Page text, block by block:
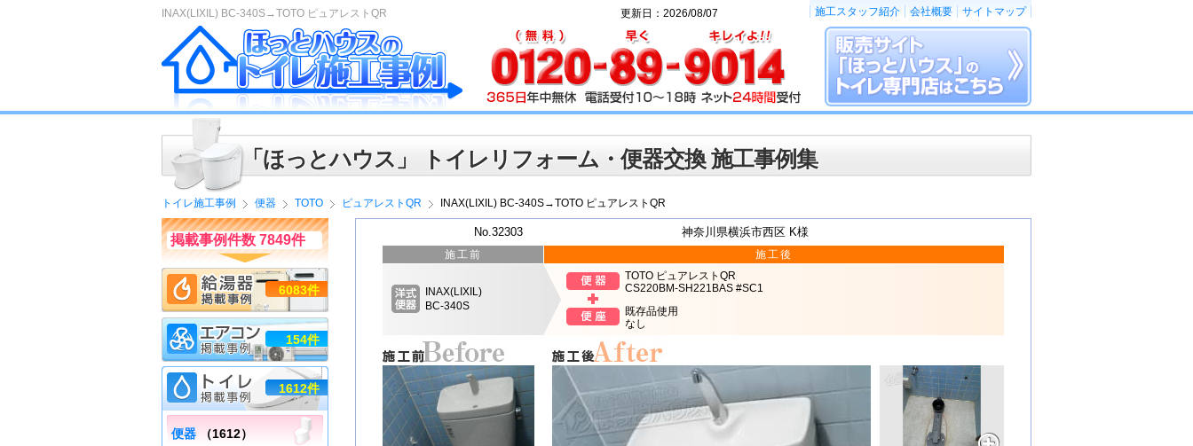
INAX(LIXIL) BC-340S→TOTO ピュアレストQR
「ほっとハウス」 トイレリフォーム・便器交換 施工事例集
トイレ施工事例 便器 TOTO ピュアレストQR INAX(LIXIL) BC-340S→TOTO ピュアレストQR
No.32303 神奈川県横浜市西区 K様
施工前
INAX(LIXIL)
BC-340S
施工後
TOTO ピュアレストQR
CS220BM-SH221BAS #SC1
既存品使用
なし
掲載事例件数 7849件
6083件
154件
1612件
便器 （1612）
更新日：2026/08/07 施工スタッフ紹介 会社概要 サイトマップ